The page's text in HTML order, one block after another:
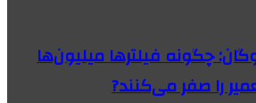
چگونه فیلترها میلیون‌ها
را صفر می‌کنند?